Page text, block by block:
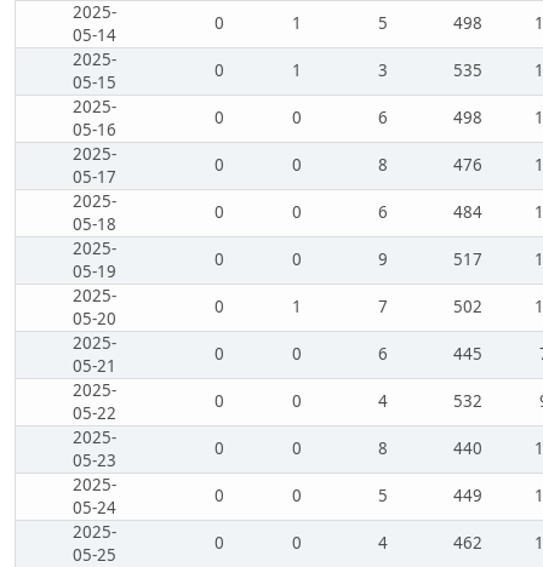
2025-
05-14
0 1 5 498
2025-
05-15
0 1 3 535
2025-
05-16
0 0 6 498
2025-
05-17
0 0 8 476
2025-
05-18
0 0 6 484
2025-
05-19
0 0 9 517
2025-
05-20
0 1 7 502
2025-
05-21
0 0 6 445
2025-
05-22
0 0 4 532
2025-
05-23
0 0 8 440
2025-
05-24
0 0 5 449
2025-
05-25
0 0 4 462